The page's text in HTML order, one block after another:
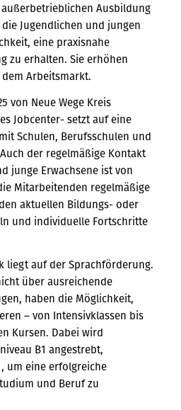
Ausbildung
Jugendlichen und jungen
eine praxisnahe
zu erhalten. Sie erhöhen
Arbeitsmarkt.
von Neue Wege Kreis
Jobcenter- setzt auf eine
Schulen, Berufsschulen und
der regelmäßige Kontakt
junge Erwachsene ist von
Mitarbeitenden regelmäßige
aktuellen Bildungs- oder
und individuelle Fortschritte
liegt auf der Sprachförderung.
über ausreichende
haben die Möglichkeit,
– von Intensivklassen bis
Kursen. Dabei wird
B1 angestrebt,
um eine erfolgreiche
und Beruf zu